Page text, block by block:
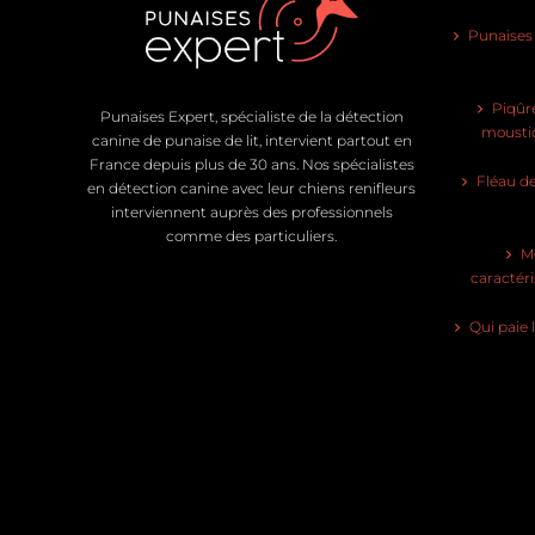
Punaises Expert, spécialiste de la détection
canine de punaise de lit, intervient partout en
France depuis plus de 30 ans. Nos spécialistes
en détection canine avec leur chiens renifleurs
interviennent auprès des professionnels
comme des particuliers.
Fléau
Qui paie